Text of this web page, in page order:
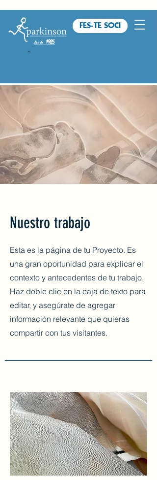
FES-TE SOCI
Nuestro trabajo
Esta es la página de tu Proyecto. Es
una gran oportunidad para explicar el
contexto y antecedentes de tu trabajo.
Haz doble clic en la caja de texto para
editar, y asegúrate de agregar
información relevante que quieras
compartir con tus visitantes.